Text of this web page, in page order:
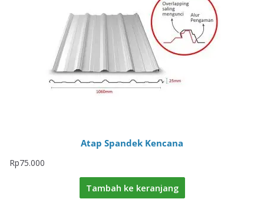
Atap Spandek Kencana
Rp75.000
Tambah ke keranjang